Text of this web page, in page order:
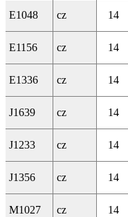
E1048 cz 14
E1156 cz 14
E1336 cz 14
J1639 cz 14
J1233 cz 14
J1356 cz 14
M1027 cz 14